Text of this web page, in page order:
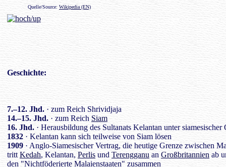
Quelle/Source: Wikipedia (EN)
Geschichte:
7.–12. Jhd. · zum Reich Shrividjaja
14.–15. Jhd. · zum Reich Siam
16. Jhd. · Herausbildung des Sultanats Kelantan unter siamesischer
1832 · Kelantan kann sich teilweise von Siam lösen
1909 · Anglo-Siamesischer Vertrag, die heutige Grenze zwischen
tritt Kedah, Kelantan, Perlis und Terengganu an Großbritannien ab
den "Nichtföderierte Malaienstaaten" zusammen